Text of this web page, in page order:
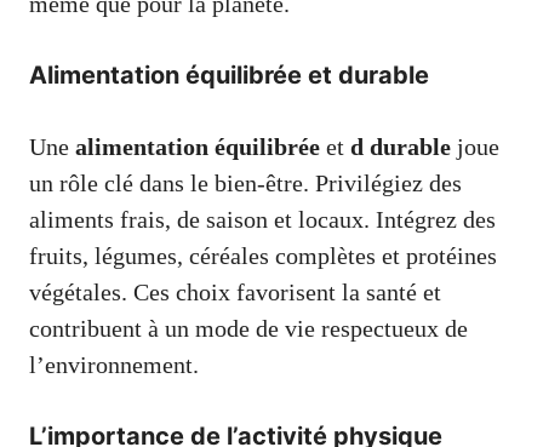
Alimentation équilibrée et durable
Une alimentation équilibrée et d durable joue
un rôle clé dans le bien-être. Privilégiez des
aliments frais, de saison et locaux. Intégrez des
fruits, légumes, céréales complètes et protéines
végétales. Ces choix favorisent la santé et
contribuent à un mode de vie respectueux de
l’environnement.
L’importance de l’activité physique